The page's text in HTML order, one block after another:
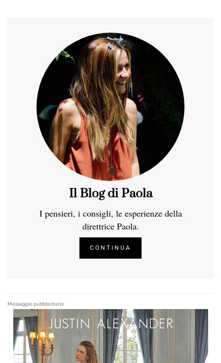
Il Blog di Paola
I pensieri, i consigli, le esperienze della
direttrice Paola.
CONTINUA
Messaggio pubblicitario